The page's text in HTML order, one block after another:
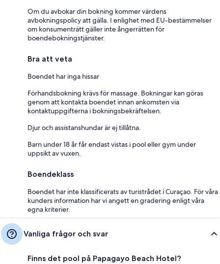
Om du avbokar din bokning kommer värdens
avbokningspolicy att gälla. I enlighet med EU-bestämmelser
om konsumenträtt gäller inte ångerrätten för
boendebokningstjänster.
Bra att veta
Boendet har inga hissar
Förhandsbokning krävs för massage. Bokningar kan göras
genom att kontakta boendet innan ankomsten via
kontaktuppgifterna i bokningsbekräftelsen.
Djur och assistanshundar är ej tillåtna.
Barn under 18 år får endast vistas i pool eller gym under
uppsikt av vuxen.
Boendeklass
Boendet har inte klassificerats av turistrådet i Curaçao. För våra
kunders information har vi angett en gradering enligt våra
egna kriterier.
Vanliga frågor och svar
Finns det pool på Papagayo Beach Hotel?